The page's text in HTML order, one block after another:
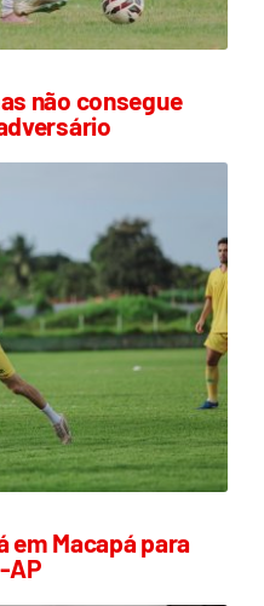
não consegue
em Macapá para
AP